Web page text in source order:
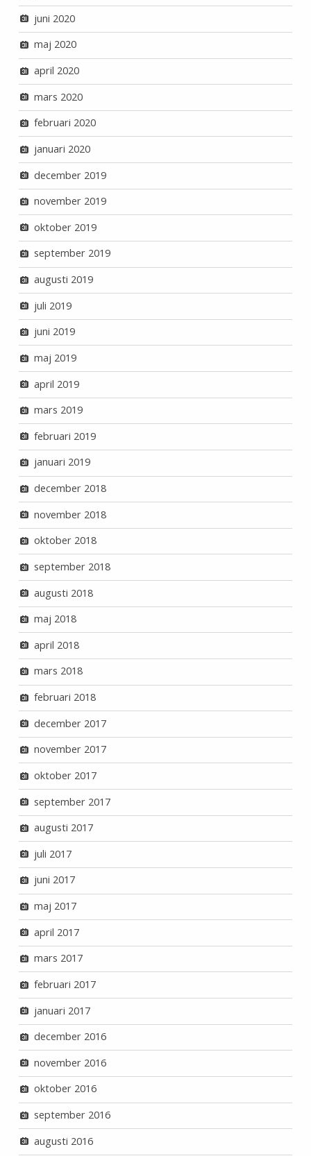
juni 2020
maj 2020
april 2020
mars 2020
februari 2020
januari 2020
december 2019
november 2019
oktober 2019
september 2019
augusti 2019
juli 2019
juni 2019
maj 2019
april 2019
mars 2019
februari 2019
januari 2019
december 2018
november 2018
oktober 2018
september 2018
augusti 2018
maj 2018
april 2018
mars 2018
februari 2018
december 2017
november 2017
oktober 2017
september 2017
augusti 2017
juli 2017
juni 2017
maj 2017
april 2017
mars 2017
februari 2017
januari 2017
december 2016
november 2016
oktober 2016
september 2016
augusti 2016